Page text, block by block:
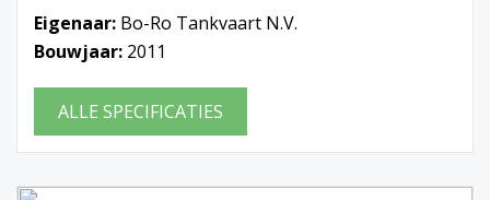
Eigenaar: Bo-Ro Tankvaart N.V.
Bouwjaar: 2011
ALLE SPECIFICATIES